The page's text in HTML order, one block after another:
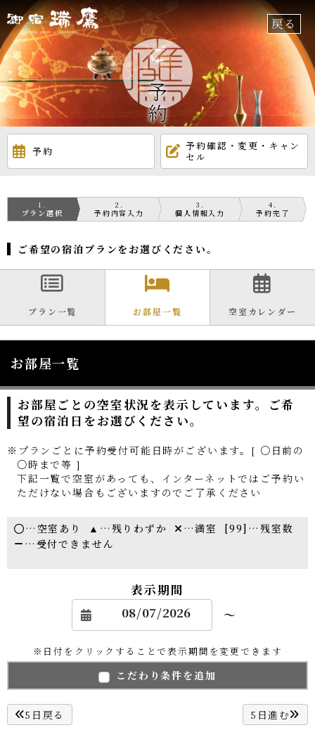
ご予約
予約
予約確認・変更・キャン
セル
1
プラン選択
2
予約内容入力
3
個人情報入力
4
予約完了
ご希望の宿泊プランをお選びください。
プラン一覧 お部屋一覧 空室カレンダー
お部屋一覧
お部屋ごとの空室状況を表示しています。ご希
望の宿泊日をお選びください。
※プランごとに予約受付可能日時がございます。[ ○日前の
○時まで等 ]
下記一覧で空室があっても、インターネットではご予約い
ただけない場合もございますのでご了承ください
…空室あり …残りわずか …満室
[99]…残室数
…受付できません
表示期間
～
※日付をクリックすることで表示期間を変更できます
こだわり条件を追加
5日戻る 5日進む
戻る